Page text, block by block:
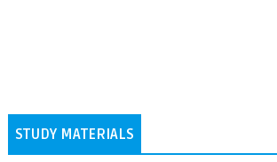
STUDY MATERIALS